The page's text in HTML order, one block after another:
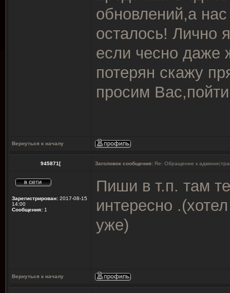
обновлений,а
осталось! Лично
если чесно даже
потерян скажу
просим
Вернуться к началу
945871[ Заголовок сообщения: Re: Обращение к
Зарегистрирован: 2017-08-15
14:00
Сообщения: 1
Пиши в т.п. там
интересно
уже)
Вернуться к началу